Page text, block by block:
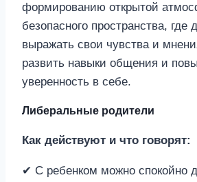
формированию открытой
безопасного пространства, где
выражать свои чувства и
развить навыки общения и
уверенность в себе.
Либеральные родители
Как действуют и что говорят:
✔ С ребенком можно спокойно